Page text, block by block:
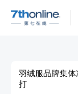
羽绒服品牌集
打